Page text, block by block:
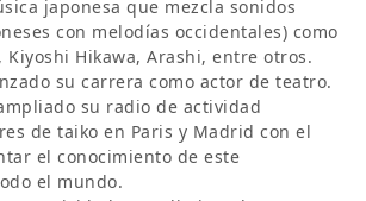
japonesa que mezcla sonidos
con melodías occidentales) como
Kiyoshi Hikawa, Arashi, entre otros.
su carrera como actor de teatro.
su radio de actividad
de taiko en Paris y Madrid con el
el conocimiento de este
el mundo.